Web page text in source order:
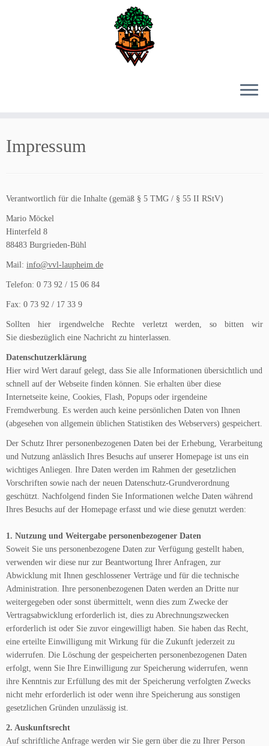
springen
Impressum
Verantwortlich für die Inhalte (gemäß § 5 TMG / § 55 II RStV)
Mario Möckel
Hinterfeld 8
88483 Burgrieden-Bühl
Mail: info@vvl-laupheim.de
Telefon: 0 73 92 / 15 06 84
Fax: 0 73 92 / 17 33 9
Sollten hier irgendwelche Rechte verletzt werden, so bitten wir
Sie diesbezüglich eine Nachricht zu hinterlassen.
Datenschutzerklärung
Hier wird Wert darauf gelegt, dass Sie alle Informationen übersichtlich und
schnell auf der Webseite finden können. Sie erhalten über diese
Internetseite keine, Cookies, Flash, Popups oder irgendeine
Fremdwerbung. Es werden auch keine persönlichen Daten von Ihnen
(abgesehen von allgemein üblichen Statistiken des Webservers) gespeichert.
Der Schutz Ihrer personenbezogenen Daten bei der Erhebung, Verarbeitung
und Nutzung anlässlich Ihres Besuchs auf unserer Homepage ist uns ein
wichtiges Anliegen. Ihre Daten werden im Rahmen der gesetzlichen
Vorschriften sowie nach der neuen Datenschutz-Grundverordnung
geschützt. Nachfolgend finden Sie Informationen welche Daten während
Ihres Besuchs auf der Homepage erfasst und wie diese genutzt werden:
1. Nutzung und Weitergabe personenbezogener Daten
Soweit Sie uns personenbezogene Daten zur Verfügung gestellt haben,
verwenden wir diese nur zur Beantwortung Ihrer Anfragen, zur
Abwicklung mit Ihnen geschlossener Verträge und für die technische
Administration. Ihre personenbezogenen Daten werden an Dritte nur
weitergegeben oder sonst übermittelt, wenn dies zum Zwecke der
Vertragsabwicklung erforderlich ist, dies zu Abrechnungszwecken
erforderlich ist oder Sie zuvor eingewilligt haben. Sie haben das Recht,
eine erteilte Einwilligung mit Wirkung für die Zukunft jederzeit zu
widerrufen. Die Löschung der gespeicherten personenbezogenen Daten
erfolgt, wenn Sie Ihre Einwilligung zur Speicherung widerrufen, wenn
ihre Kenntnis zur Erfüllung des mit der Speicherung verfolgten Zwecks
nicht mehr erforderlich ist oder wenn ihre Speicherung aus sonstigen
gesetzlichen Gründen unzulässig ist.
2. Auskunftsrecht
Auf schriftliche Anfrage werden wir Sie gern über die zu Ihrer Person